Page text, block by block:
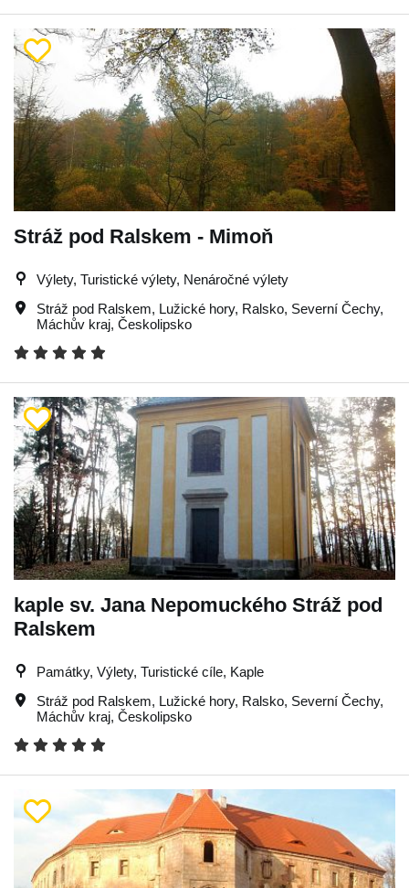
Stráž pod Ralskem - Mimoň
Výlety, Turistické výlety, Nenáročné výlety
Stráž pod Ralskem, Lužické hory, Ralsko, Severní Čechy,
Máchův kraj, Českolipsko
kaple sv. Jana Nepomuckého Stráž pod
Ralskem
Památky, Výlety, Turistické cíle, Kaple
Stráž pod Ralskem, Lužické hory, Ralsko, Severní Čechy,
Máchův kraj, Českolipsko